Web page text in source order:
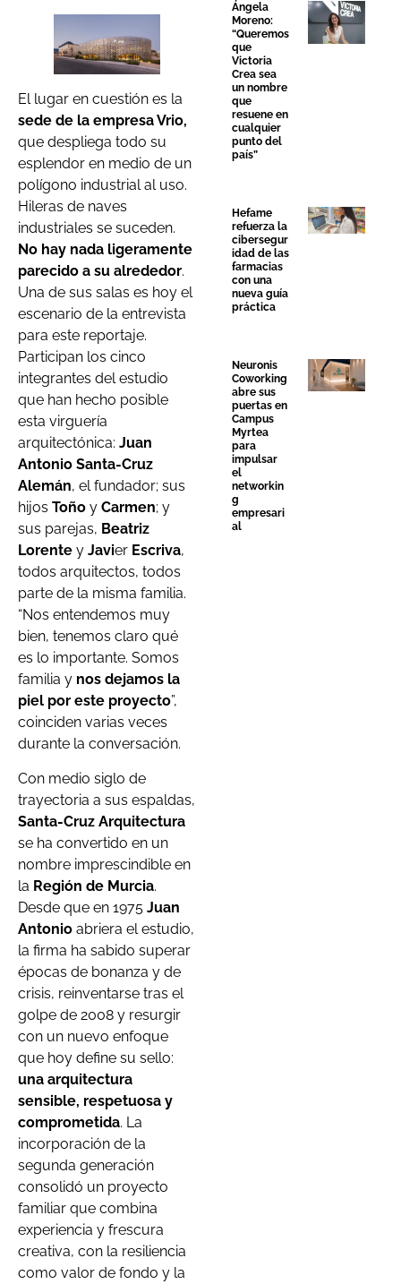
El lugar en cuestión es la
sede de la empresa Vrio,
que despliega todo su
esplendor en medio de un
polígono industrial al uso.
Hileras de naves
industriales se suceden.
No hay nada ligeramente
parecido a su alrededor.
Una de sus salas es hoy el
escenario de la entrevista
para este reportaje.
Participan los cinco
integrantes del estudio
que han hecho posible
esta virguería
arquitectónica: Juan
Antonio Santa-Cruz
Alemán, el fundador; sus
hijos Toño y Carmen; y
sus parejas, Beatriz
Lorente y Javier Escriva,
todos arquitectos, todos
parte de la misma familia.
“Nos entendemos muy
bien, tenemos claro qué
es lo importante. Somos
familia y nos dejamos la
piel por este proyecto”,
coinciden varias veces
durante la conversación.
Con medio siglo de
trayectoria a sus espaldas,
Santa-Cruz Arquitectura
se ha convertido en un
nombre imprescindible en
la Región de Murcia.
Desde que en 1975 Juan
Antonio abriera el estudio,
la firma ha sabido superar
épocas de bonanza y de
crisis, reinventarse tras el
golpe de 2008 y resurgir
con un nuevo enfoque
que hoy define su sello:
una arquitectura
sensible, respetuosa y
comprometida. La
incorporación de la
segunda generación
consolidó un proyecto
familiar que combina
experiencia y frescura
creativa, con la resiliencia
como valor de fondo y la
Ángela
Moreno:
“Queremos
que
Victoria
Crea sea
un nombre
que
resuene en
cualquier
punto del
país”
Hefame
refuerza la
cibersegur
idad de las
farmacias
con una
nueva guía
práctica
Neuronis
Coworking
abre sus
puertas en
Campus
Myrtea
para
impulsar
el
networkin
g
empresari
al